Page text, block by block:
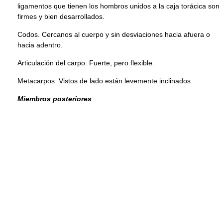
ligamentos que tienen los hombros unidos a la caja torácica son
firmes y bien desarrollados.
Codos. Cercanos al cuerpo y sin desviaciones hacia afuera o
hacia adentro.
Articulación del carpo. Fuerte, pero flexible.
Metacarpos. Vistos de lado están levemente inclinados.
Miembros posteriores